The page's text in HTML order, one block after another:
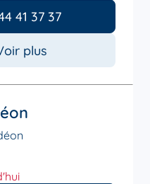
41 37 37
plus